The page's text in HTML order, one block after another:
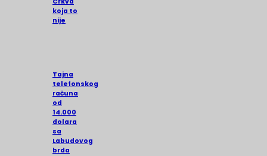
koja to
nije
Tajna
telefonskog
računa
od
14.000
dolara
sa
Labudovog
brda